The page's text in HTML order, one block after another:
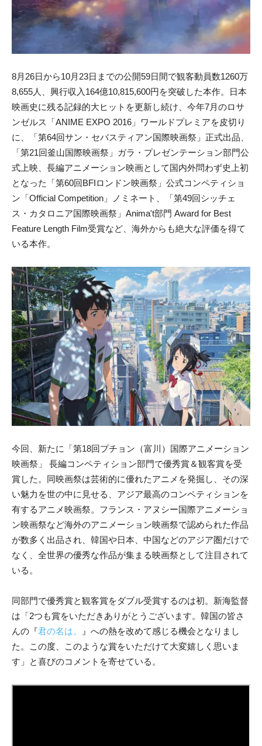
8月26日から10月23日までの公開59日間で観客動員数1260万
8,655人、興行収入164億10,815,600円を突破した本作。日本
映画史に残る記録的大ヒットを更新し続け、今年7月のロサ
ンゼルス「ANIME EXPO 2016」ワールドプレミアを皮切り
に、「第64回サン・セバスティアン国際映画祭」正式出品、
「第21回釜山国際映画祭」ガラ・プレゼンテーション部門公
式上映、長編アニメーション映画として国内外問わず史上初
となった「第60回BFIロンドン映画祭」公式コンペティショ
ン「Official Competition」ノミネート、「第49回シッチェ
ス・カタロニア国際映画祭」Anima't部門 Award for Best
Feature Length Film受賞など、海外からも絶大な評価を得て
いる本作。
今回、新たに「第18回プチョン（富川）国際アニメーション
映画祭」 長編コンペティション部門で優秀賞＆観客賞を受
賞した。同映画祭は芸術的に優れたアニメを発掘し、その深
い魅力を世の中に見せる、アジア最高のコンペティションを
有するアニメ映画祭。フランス・アヌシー国際アニメーショ
ン映画祭など海外のアニメーション映画祭で認められた作品
が数多く出品され、韓国や日本、中国などのアジア圏だけで
なく、全世界の優秀な作品が集まる映画祭として注目されて
いる。
同部門で優秀賞と観客賞をダブル受賞するのは初。新海監督
は「2つも賞をいただきありがとうございます。韓国の皆さ
んの『君の名は。
』への熱を改めて感じる機会となりまし
た。この度、このような賞をいただけて大変嬉しく思いま
す」と喜びのコメントを寄せている。